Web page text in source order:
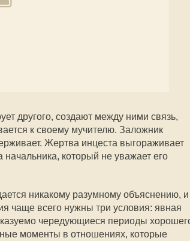
другого, создают между ними связь,
к своему мучителю. Заложник
Жертва инцеста выгораживает
начальника, который не уважает его
никакому разумному объяснению, и
чаще всего нужны три условия: явная
чередующиеся периоды
моменты в отношениях, которые